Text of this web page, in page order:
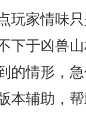
玩家情味
下于凶兽
的情形，
本辅助，